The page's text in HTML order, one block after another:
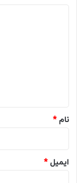
نام*
ایمیل*